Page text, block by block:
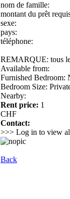
nom de famille:
montant du prêt
sexe:
pays:
téléphone:
REMARQUE: tous
Available from:
Furnished Bedroom:
Bedroom Size:
Nearby:
Rent price: 1
CHF
Contact:
>>> Log in to view
Back